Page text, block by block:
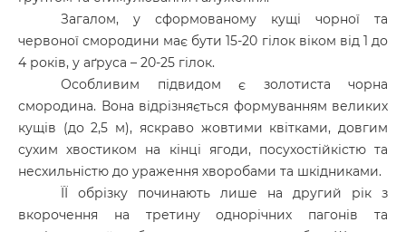
Загалом, у сформованому кущі чорної та
червоної смородини має бути 15-20 гілок віком від 1 до
4 років, у аґруса – 20-25 гілок.
Особливим підвидом є золотиста чорна
смородина. Вона відрізняється формуванням великих
кущів (до 2,5 м), яскраво жовтими квітками, довгим
сухим хвостиком на кінці ягоди, посухостійкістю та
несхильністю до ураження хворобами та шкідниками.
ЇЇ обрізку починають лише на другий рік з
вкорочення на третину однорічних пагонів та